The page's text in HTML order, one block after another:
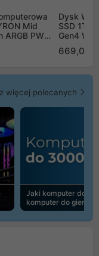
Mid
ARGB PWM
Dysk WD
SSD 1TB
Gen4
669,00
więcej polecanych
Jaki komputer do
komputer do gier |